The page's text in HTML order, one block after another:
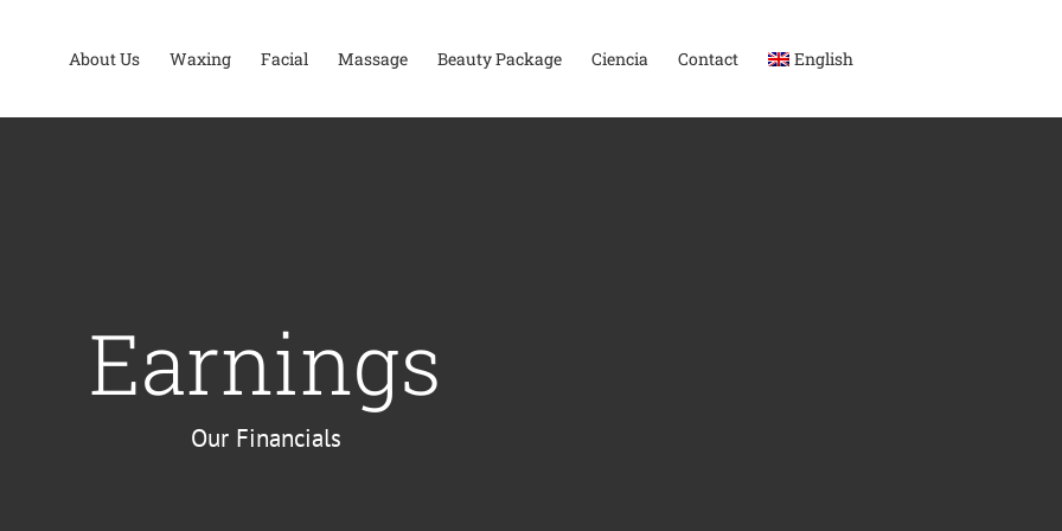
About Us Waxing Facial Massage Beauty Package Ciencia Contact English
Earnings
Our Financials